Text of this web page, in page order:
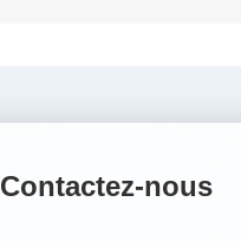
Contactez-nous